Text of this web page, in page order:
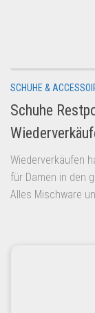
Amazon
Lidl
Anmelden
Kostenlos
SCHUHE &
Schuhe
Wiederverkäufen
für Damen in den
Alles Mischware